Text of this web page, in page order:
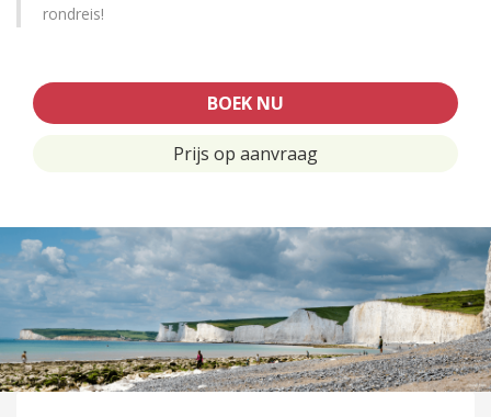
rondreis!
BOEK NU
Prijs op aanvraag